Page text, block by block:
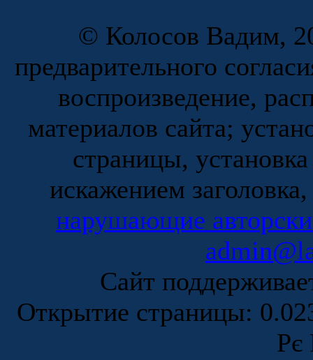
© Колосов Вадим,
предварительного
воспроизведение,
материалов сайта;
страницы,
искажением
нарушающие
Сайт
Открытие страницы:
Рє